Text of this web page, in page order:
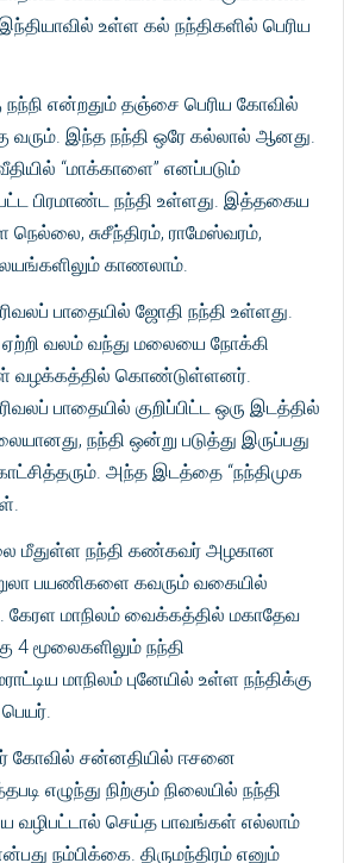
உள்ள கல் நந்திகளில் பெரிய
நந்நி என்றதும் தஞ்சை பெரிய கோவில்
வரும். இந்த நந்தி ஒரே கல்லால் ஆனது.
“மாக்காளை” எனப்படும்
பிரமாண்ட நந்தி உள்ளது. இத்தகைய
சுசீந்திரம், ராமேஸ்வரம்,
காணலாம்.
பாதையில் ஜோதி நந்தி உள்ளது.
வலம் வந்து மலையை நோக்கி
வழக்கத்தில் கொண்டுள்ளனர்.
பாதையில் குறிப்பிட்ட ஒரு இடத்தில்
நந்தி ஒன்று படுத்து இருப்பது
அந்த இடத்தை “நந்திமுக
மீதுள்ள நந்தி கண்கவர் அழகான
பயணிகளை கவரும் வகையில்
மாநிலம் வைக்கத்தில் மகாதேவ
மூலைகளிலும் நந்தி
மாநிலம் புனேயில் உள்ள நந்திக்கு
கோவில் சன்னதியில் ஈசனை
எழுந்து நிற்கும் நிலையில் நந்தி
வழிபட்டால் செய்த பாவங்கள் எல்லாம்
நம்பிக்கை. திருமந்திரம் எனும்